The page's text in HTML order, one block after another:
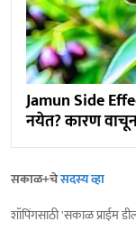
Jamun Side
नयेत? कारण
सकाळ+चेसदस्य व्हा
शॉपिंगसाठी 'सकाळ प्राईम